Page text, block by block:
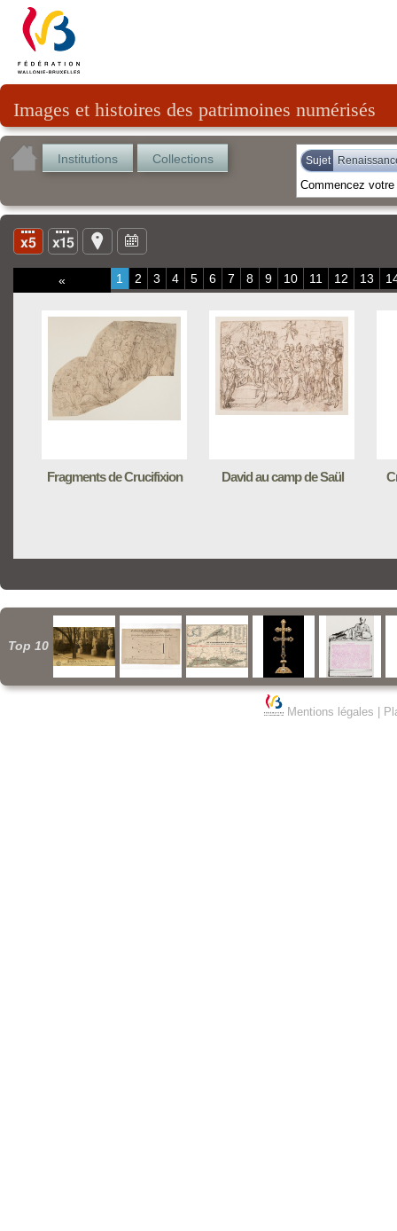
Images et histoires des patrimoines numérisés
Institutions Collections Sujet
« 1 2 3 4 5 6 7 8 9 10 11 12 13
Fragments de Crucifixion David au camp de Saül
Top 10
Mentions légales